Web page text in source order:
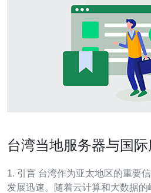
台湾当地服务器与国
1. 引言 台湾作为亚太地区的重要信息中心，其服务器市场
发展迅速。随着云计算和大数据